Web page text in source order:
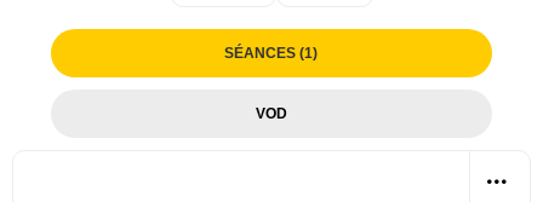
SÉANCES (1)
VOD